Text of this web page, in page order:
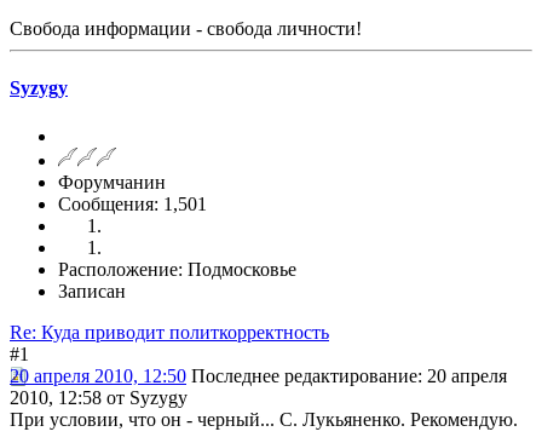
Свобода информации - свобода личности!
Syzygy
Форумчанин
Сообщения: 1,501
Расположение: Подмосковье
Записан
Re: Куда приводит политкорректность
#1
20 апреля 2010, 12:50 Последнее редактирование: 20 апреля
2010, 12:58 от Syzygy
При условии, что он - черный... С. Лукьяненко. Рекомендую.